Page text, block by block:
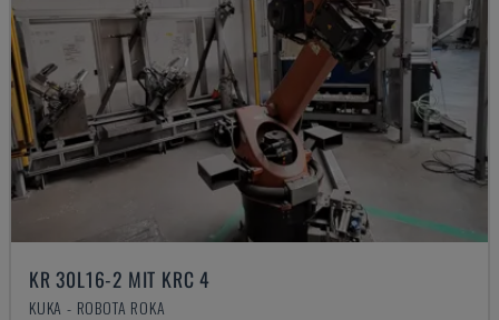
KR 30L16-2 MIT KRC 4
KUKA - ROBOTA ROKA